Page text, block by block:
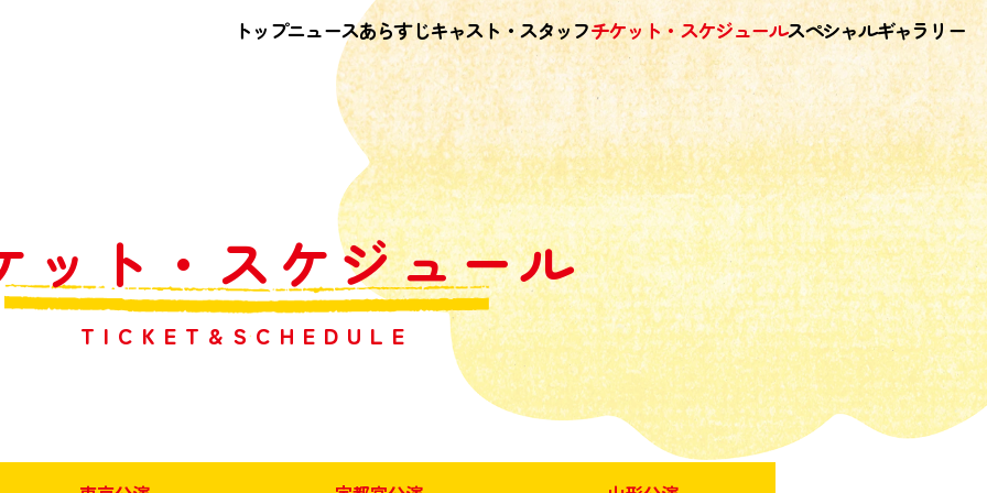
トップニュースあらすじキャスト・スタッフチケット・スケジュールスペシャルギャラリー
ット・スケジュール
TICKET&SCHEDULE